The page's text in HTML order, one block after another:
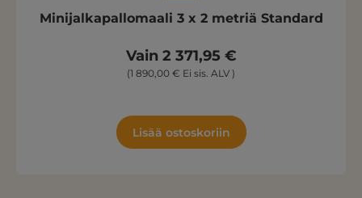
Minijalkapallomaali 3 x 2 metriä Standard
Vain 2 371,95 €
(1 890,00 € Ei sis. ALV )
Lisää ostoskoriin